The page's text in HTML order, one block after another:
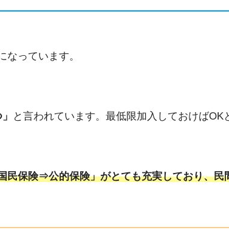
なっています。
と言われています。最低限加入しておけばOK
民保険⇒公的保険」がとても充実しており、